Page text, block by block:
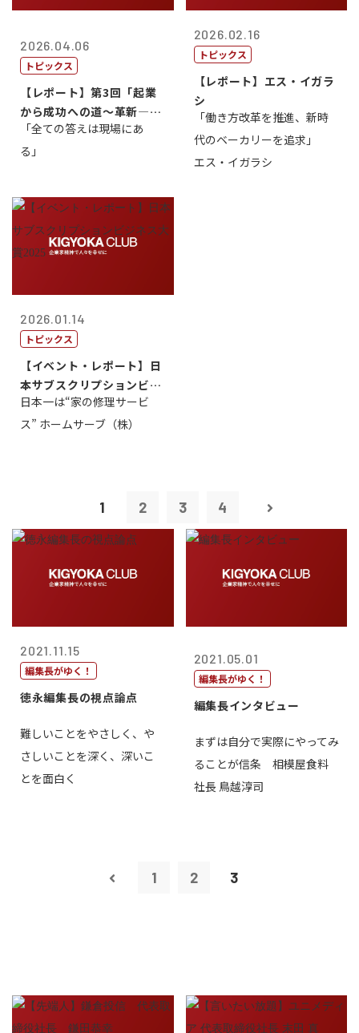
2026.04.06
トピックス
【レポート】第3回「起業
から成功への道～革新―挑
戦の先にある...
「全ての答えは現場にあ
る」
2026.02.16
トピックス
【レポート】エス・イガラ
シ
「働き方改革を推進、新時
代のベーカリーを追求」
エス・イガラシ
2026.01.14
トピックス
【イベント・レポート】日
本サブスクリプションビジ
ネス大賞20...
日本一は“家の修理サービ
ス” ホームサーブ（株）
1 2 3 4
2021.11.15
編集長がゆく！
徳永編集長の視点論点
難しいことをやさしく、や
さしいことを深く、深いこ
とを面白く
2021.05.01
編集長がゆく！
編集長インタビュー
まずは自分で実際にやってみ
ることが信条 相模屋食料
社長 鳥越淳司
1 2 3